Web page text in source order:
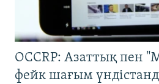
OCCRP: Азаттық пен
фейк шағым